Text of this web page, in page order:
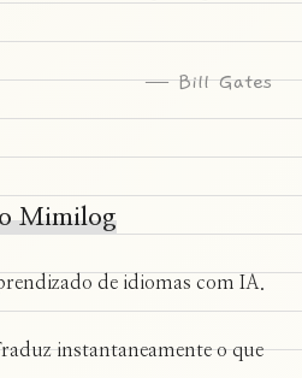
— Bill Gates
Mimilog
de idiomas com IA.
instantaneamente o que